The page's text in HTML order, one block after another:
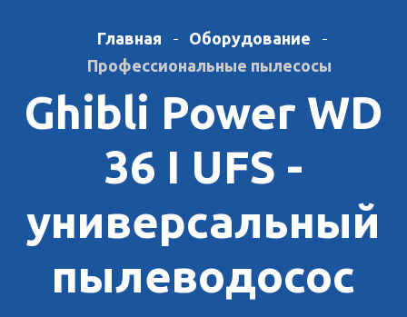
Главная
Оборудование
Профессиональные пылесосы
Ghibli Power WD
36 I UFS -
универсальный
пылеводосос